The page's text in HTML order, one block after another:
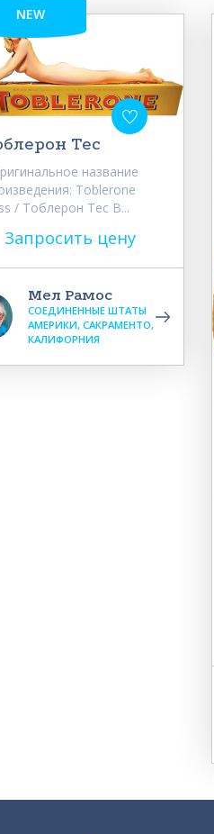
NEW
Тес
название
Toblerone
/ Тоблерон Тес В...
Запросить цену
Мел Рамос
СОЕДИНЕННЫЕ ШТАТЫ
АМЕРИКИ, САКРАМЕНТО,
КАЛИФОРНИЯ